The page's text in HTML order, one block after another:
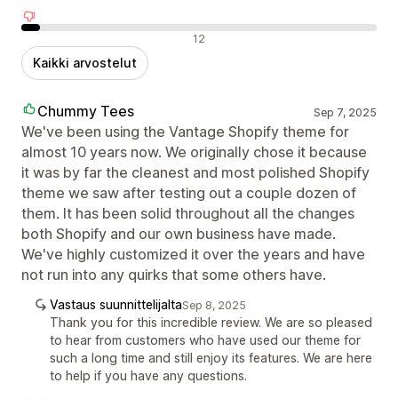
Negatiiviset arvostelut 12
Kaikki arvostelut
Chummy Tees Sep 7, 2025
We've been using the Vantage Shopify theme for
almost 10 years now. We originally chose it because
it was by far the cleanest and most polished Shopify
theme we saw after testing out a couple dozen of
them. It has been solid throughout all the changes
both Shopify and our own business have made.
We've highly customized it over the years and have
not run into any quirks that some others have.
Vastaus suunnittelijaltaSep 8, 2025
Thank you for this incredible review. We are so pleased
to hear from customers who have used our theme for
such a long time and still enjoy its features. We are here
to help if you have any questions.